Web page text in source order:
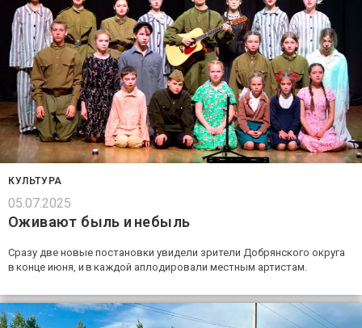
КУЛЬТУРА
05.07.2025
Оживают быль и небыль
Сразу две новые постановки увидели зрители Добрянского округа
в конце июня, и в каждой аплодировали местным артистам.